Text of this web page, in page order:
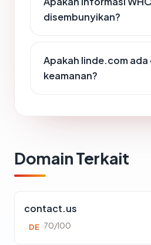
disembunyikan?
Apakah linde.com
keamanan?
Domain Terkait
contact.us
DE 70/100